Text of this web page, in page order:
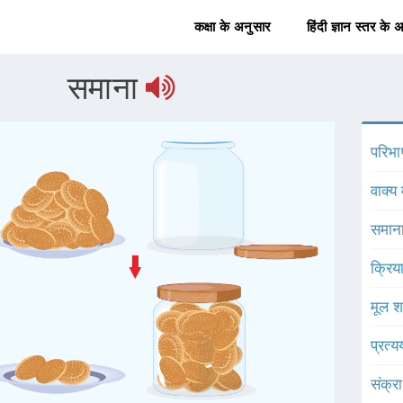
कक्षा के अनुसार हिंदी ज्ञान स्तर के
समाना
मूल